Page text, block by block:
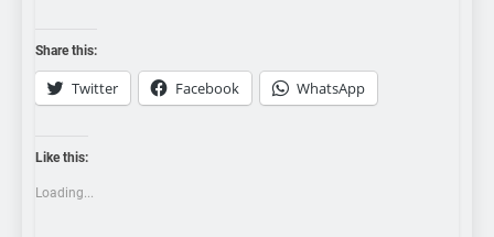
Share this:
Twitter Facebook WhatsApp
Like this:
Loading...